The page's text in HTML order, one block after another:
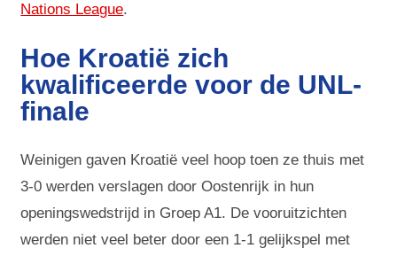
Nations League.
Hoe Kroatië zich
kwalificeerde voor de UNL-
finale
Weinigen gaven Kroatië veel hoop toen ze thuis met
3-0 werden verslagen door Oostenrijk in hun
openingswedstrijd in Groep A1. De vooruitzichten
werden niet veel beter door een 1-1 gelijkspel met